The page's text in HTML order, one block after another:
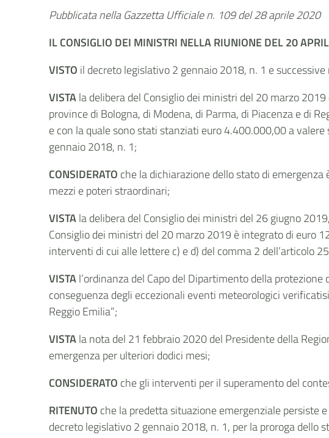
Pubblicata nella Gazzetta Ufficiale n. 109 del 28 aprile 2020
IL CONSIGLIO DEI MINISTRI NELLA RIUNIONE DEL20
VISTO il decreto legislativo 2 gennaio 2018, n. 1 e
VISTAla delibera del Consiglio dei ministri del 20 marzo
province di Bologna, di Modena, di Parma, di Piacenza e di
e con la quale sono stati stanziati euro 4.400.000,00 a
gennaio 2018, n. 1;
CONSIDERATO che la dichiarazione dello stato di
mezzi e poteri straordinari;
VISTAla delibera del Consiglio dei ministri del 26 giugno
Consiglio dei ministri del 20 marzo 2019 è integrato di euro
interventi di cui alle lettere c) e d) del comma 2 dell’articolo
VISTAl’ordinanzadel Capo del Dipartimento della
conseguenza degli eccezionali eventi meteorologici
Reggio Emilia”;
VISTAla nota del 21 febbraio 2020 del Presidente della
emergenza per ulteriori dodici mesi;
CONSIDERATO che gli interventi per il superamento del
RITENUTO che la predetta situazione emergenziale persiste e
decreto legislativo 2 gennaio 2018, n. 1, per la proroga dello